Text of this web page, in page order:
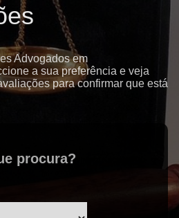
Advogados em
a sua preferência e veja
para confirmar que está
procura?